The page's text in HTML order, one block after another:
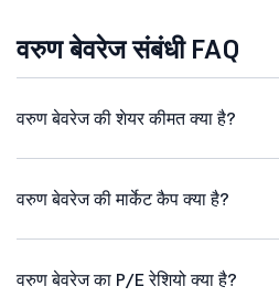
वरुण बेवरेज संबंधी FAQ
वरुण बेवरेज की शेयर कीमत क्या है?
वरुण बेवरेज की मार्केट कैप क्या है?
वरुण बेवरेज का P/E रेशियो क्या है?